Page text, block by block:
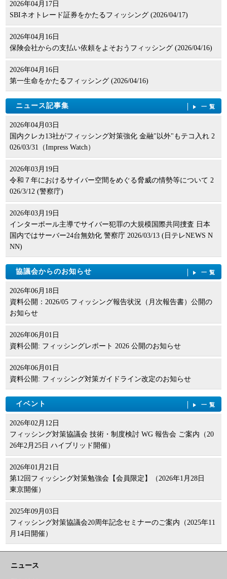
2026年04月17日
SBIネオトレード証券をかたるフィッシング (2026/04/17)
2026年04月16日
保険会社からの支払い依頼をよそおうフィッシング (2026/04/16)
2026年04月16日
第一生命をかたるフィッシング (2026/04/16)
ニュース記事集 一覧
2026年04月03日
国内クレカ13社がフィッシング対策強化 金融"以外"もテコ入れ 2
026/03/31（Impress Watch）
2026年03月19日
令和７年におけるサイバー空間をめぐる脅威の情勢等について 2
026/3/12 (警察庁)
2026年03月19日
インターポール主導でサイバー犯罪の大規模国際共同捜査 日本
国内ではサーバー24台無効化 警察庁 2026/03/13 (日テレNEWS N
NN)
協議会からのお知らせ 一覧
2026年06月18日
資料公開：2026/05 フィッシング報告状況（月次報告書）公開の
お知らせ
2026年06月01日
資料公開: フィッシングレポート 2026 公開のお知らせ
2026年06月01日
資料公開: フィッシング対策ガイドライン改定のお知らせ
イベント 一覧
2026年02月12日
フィッシング対策協議会 技術・制度検討 WG 報告会 ご案内（20
26年2月25日 ハイブリッド開催）
2026年01月21日
第12回フィッシング対策勉強会【会員限定】（2026年1月28日
東京開催）
2025年09月03日
フィッシング対策協議会20周年記念セミナーのご案内（2025年11
月14日開催）
ニュース